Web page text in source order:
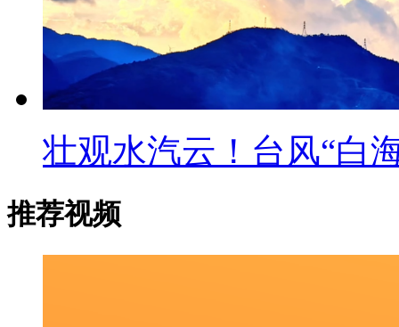
壮观水汽云！台风“白
推荐视频